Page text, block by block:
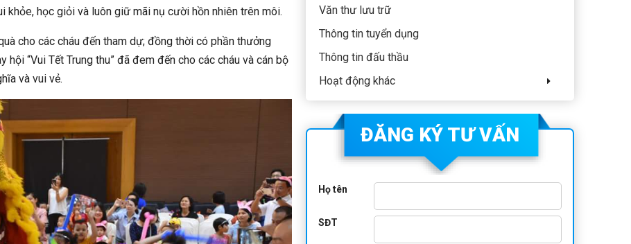
khỏe, học giỏi và luôn giữ mãi nụ cười hồn nhiên trên môi.
cho các cháu đến tham dự; đồng thời có phần thưởng
“Vui Tết Trung thu” đã đem đến cho các cháu và cán bộ
và vui vẻ.
Văn thư lưu trữ
Thông tin tuyển dụng
Thông tin đấu thầu
Hoạt động khác
ĐĂNG KÝ TƯ VẤN
Họ tên
SĐT